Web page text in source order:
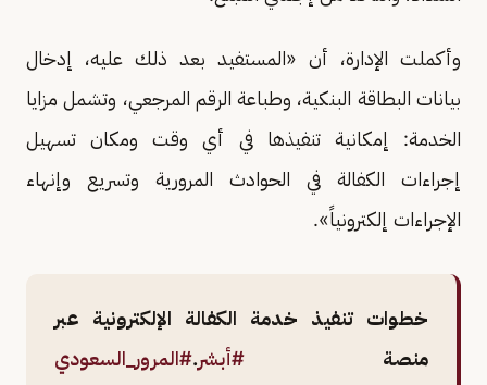
وأكملت الإدارة، أن «المستفيد بعد ذلك عليه، إدخال
بيانات البطاقة البنكية، وطباعة الرقم المرجعي، وتشمل مزايا
الخدمة: إمكانية تنفيذها في أي وقت ومكان تسهيل
إجراءات الكفالة في الحوادث المرورية وتسريع وإنهاء
الإجراءات إلكترونياً».
خطوات تنفيذ خدمة الكفالة الإلكترونية عبر
منصة #أبشر.#المرور_السعودي